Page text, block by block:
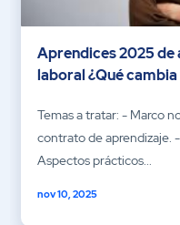
Aprendices 2025
laboral ¿Qué
Temas a tratar: - Marco
contrato de aprendizaje.
Aspectos prácticos...
nov 10, 2025